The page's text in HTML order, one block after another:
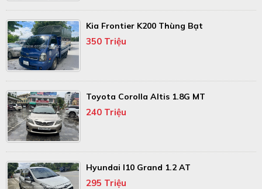
Kia Frontier K200 Thùng Bạt
350 Triệu
Toyota Corolla Altis 1.8G MT
240 Triệu
Hyundai I10 Grand 1.2 AT
295 Triệu